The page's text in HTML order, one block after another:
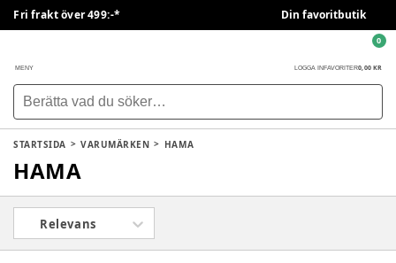
Fri frakt över 499:-* Din favoritbutik
MENY LOGGA IN FAVORITER0,00 KR
0
STARTSIDA VARUMÄRKEN HAMA
HAMA
Relevans